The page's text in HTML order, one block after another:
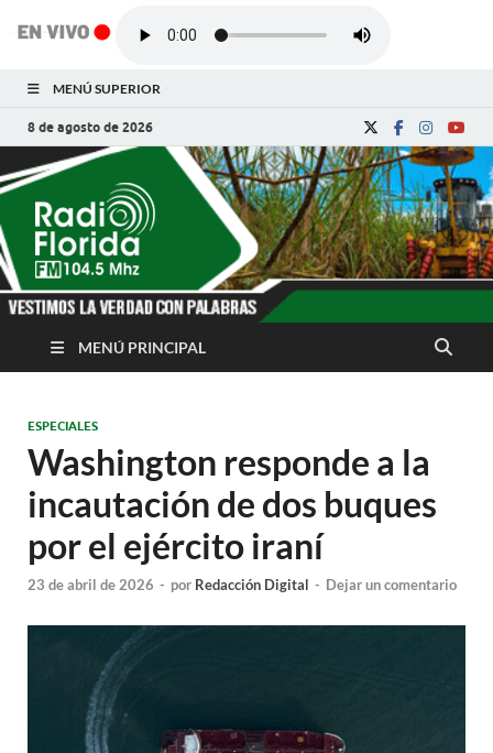
MENÚ SUPERIOR
8 de agosto de 2026
Radio Florida de
Cuba
Noticias y Actualidades de Florida, Camagüey,
MENÚ PRINCIPAL
ESPECIALES
Washington responde a la
incautación de dos buques
por el ejército iraní
23 de abril de 2026 - por Redacción Digital - Dejar un comentario